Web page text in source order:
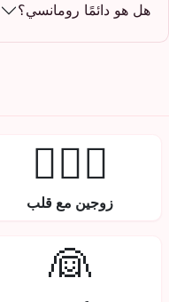
هل هو دائمًا رومانسي؟
👩‍❤️‍👨
زوجين مع قلب
👰